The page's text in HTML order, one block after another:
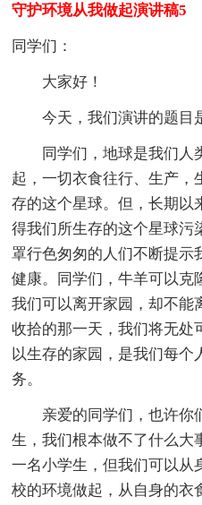
守护环境从我做起演讲稿5
同学们：
大家好！
今天，我们演讲的题目是
同学们，地球是我们人
起，一切衣食往行、生产，
存的这个星球。但，长期以
得我们所生存的这个星球污
罩行色匆匆的人们不断提示
健康。同学们，牛羊可以克
我们可以离开家园，却不能
收拾的那一天，我们将无处
以生存的家园，是我们每个
务。
亲爱的同学们，也许你
生，我们根本做不了什么大
一名小学生，但我们可以从
校的环境做起，从自身的衣